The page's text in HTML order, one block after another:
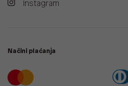
Instagram
Načini plaćanja